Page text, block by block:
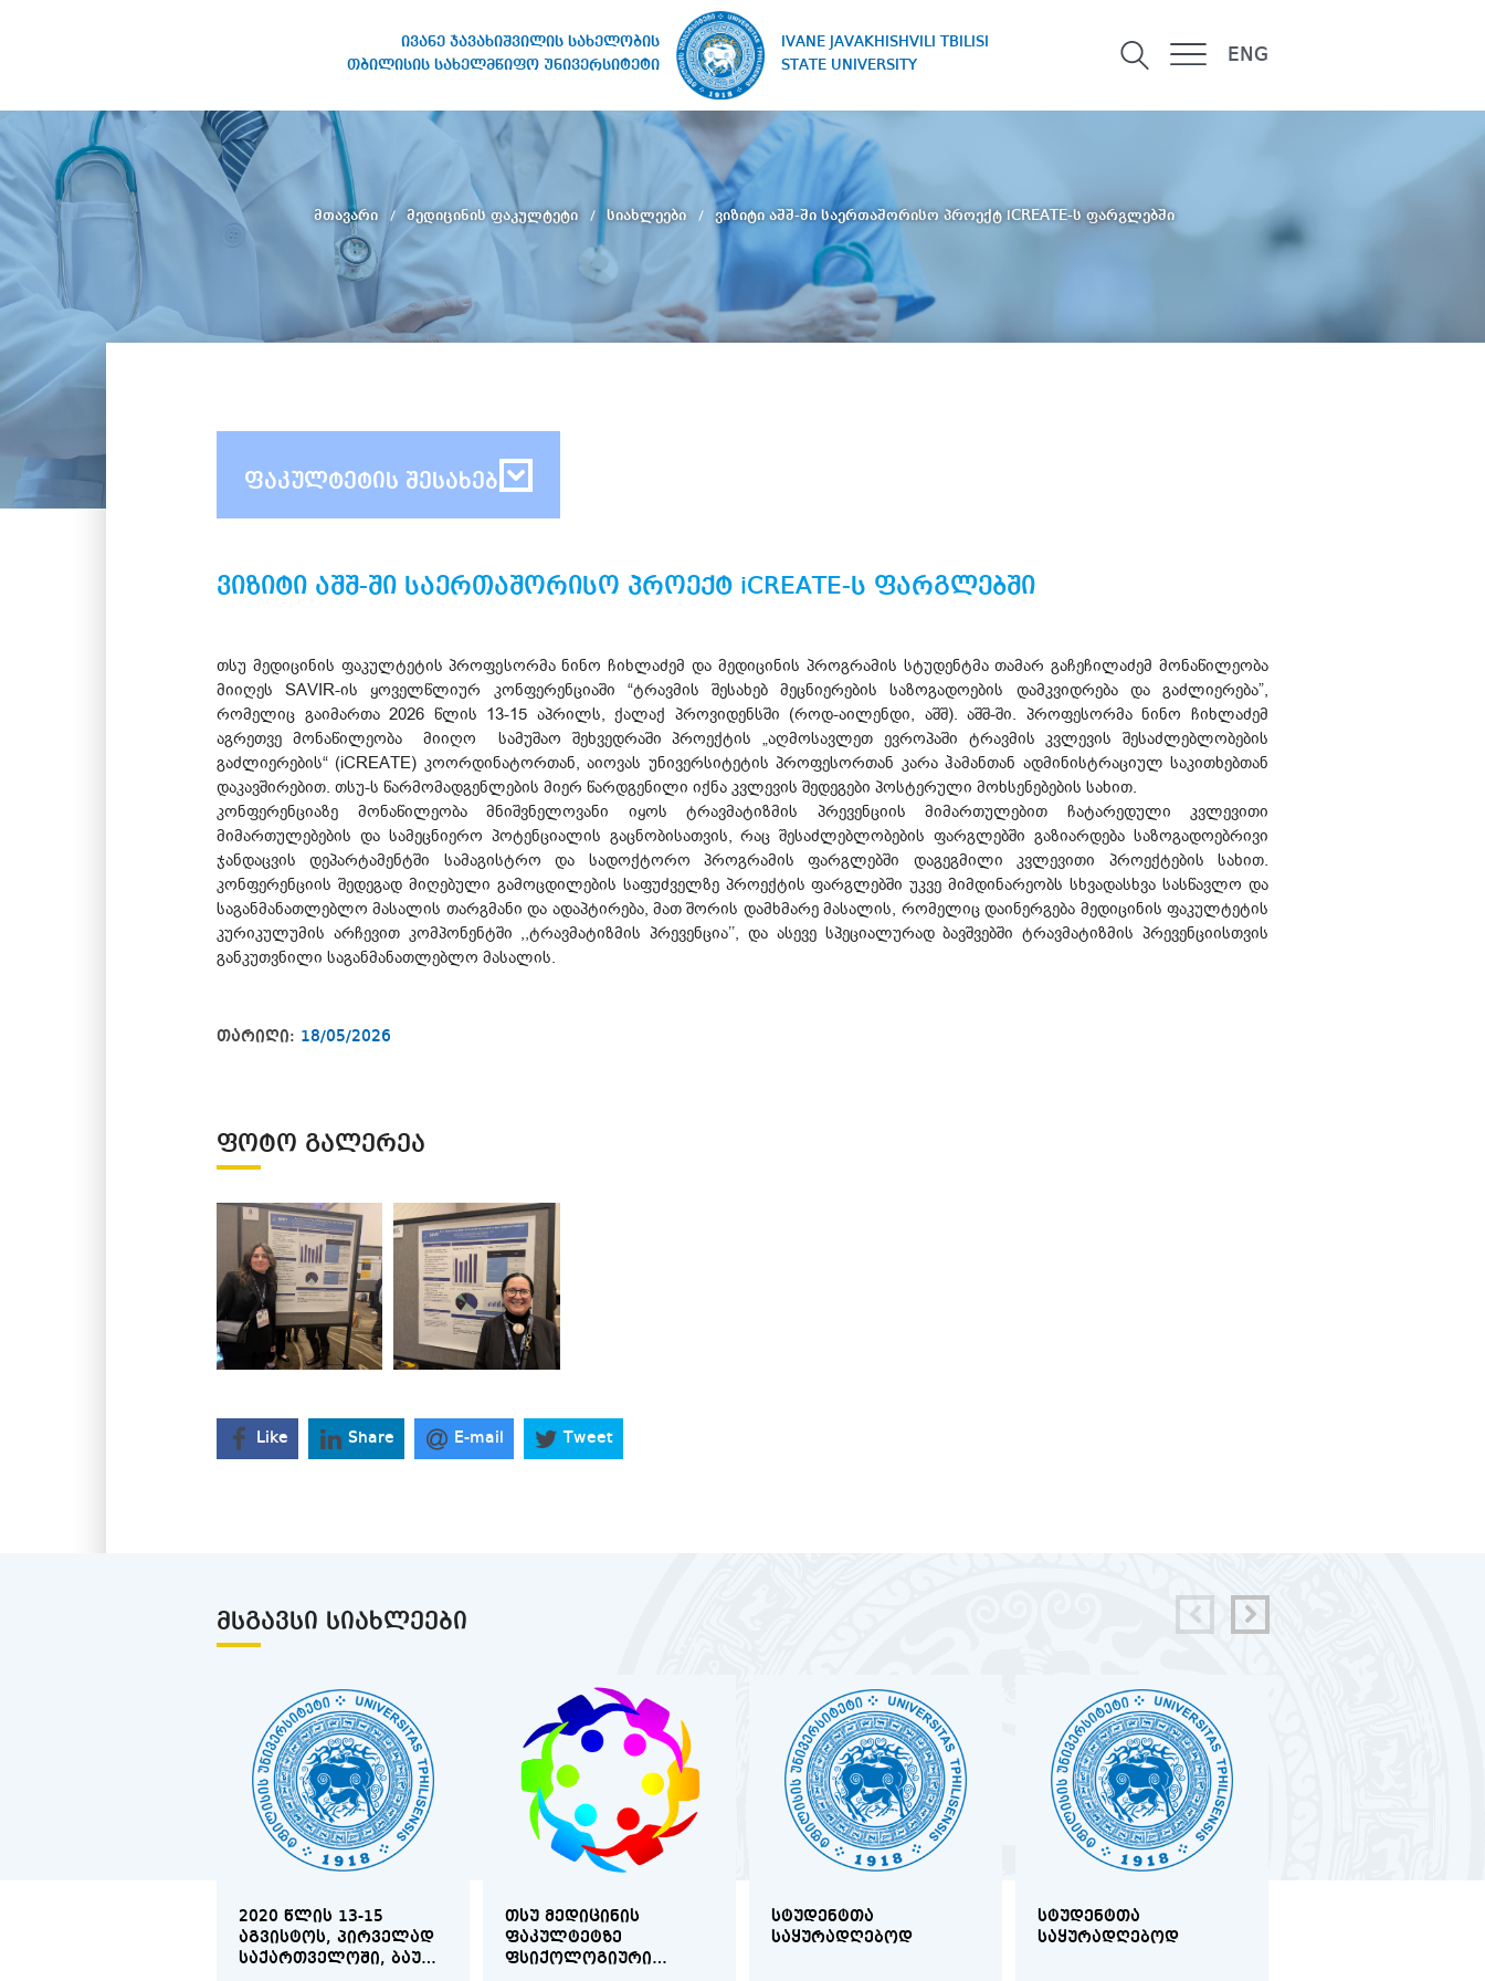
ივანე ჯავახიშვილის სახელობის
თბილისის სახელმწიფო უნივერსიტეტი
IVANE JAVAKHISHVILI TBILISI
STATE UNIVERSITY
ENG
სახელობის თბილისის
სახელმწიფო უნივერსიტეტი
მთავარი მედიცინის ფაკულტეტი სიახლეები ვიზიტი აშშ-ში საერთაშორისო პროექტ iCREATE-ს ფარგლებში
ფაკულტეტის შესახებ
ვიზიტი აშშ-ში საერთაშორისო პროექტ iCREATE-ს ფარგლებში
თსუ მედიცინის ფაკულტეტის პროფესორმა ნინო ჩიხლაძემ და მედიცინის პროგრამის სტუდენტმა თამარ გაჩეჩილაძემ მონაწილეობა
მიიღეს SAVIR-ის ყოველწლიურ კონფერენციაში “ტრავმის შესახებ მეცნიერების საზოგადოების დამკვიდრება და გაძლიერება”,
რომელიც გაიმართა 2026 წლის 13-15 აპრილს, ქალაქ პროვიდენსში (როდ-აილენდი, აშშ). აშშ-ში. პროფესორმა ნინო ჩიხლაძემ
აგრეთვე მონაწილეობა მიიღო სამუშაო შეხვედრაში პროექტის „აღმოსავლეთ ევროპაში ტრავმის კვლევის შესაძლებლობების
გაძლიერების“ (iCREATE) კოორდინატორთან, აიოვას უნივერსიტეტის პროფესორთან კარა ჰამანთან ადმინისტრაციულ საკითხებთან
დაკავშირებით. თსუ-ს წარმომადგენლების მიერ წარდგენილი იქნა კვლევის შედეგები პოსტერული მოხსენებების სახით.
კონფერენციაზე მონაწილეობა მნიშვნელოვანი იყოს ტრავმატიზმის პრევენციის მიმართულებით ჩატარედული კვლევითი
მიმართულებების და სამეცნიერო პოტენციალის გაცნობისათვის, რაც შესაძლებლობების ფარგლებში გაზიარდება საზოგადოებრივი
ჯანდაცვის დეპარტამენტში სამაგისტრო და სადოქტორო პროგრამის ფარგლებში დაგეგმილი კვლევითი პროექტების სახით.
კონფერენციის შედეგად მიღებული გამოცდილების საფუძველზე პროექტის ფარგლებში უკვე მიმდინარეობს სხვადასხვა სასწავლო და
საგანმანათლებლო მასალის თარგმანი და ადაპტირება, მათ შორის დამხმარე მასალის, რომელიც დაინერგება მედიცინის ფაკულტეტის
კურიკულუმის არჩევით კომპონენტში ,,ტრავმატიზმის პრევენცია’’, და ასევე სპეციალურად ბავშვებში ტრავმატიზმის პრევენციისთვის
განკუთვნილი საგანმანათლებლო მასალის.
თარიღი: 18/05/2026
ᲤᲝᲢᲝ ᲒᲐᲚᲔᲠᲔᲐ
Like Share E-mail Tweet
ᲛᲡᲒᲐᲕᲡᲘ ᲡᲘᲐᲮᲚᲔᲔᲑᲘ
2020 ᲬᲚᲘᲡ 13-15
ᲐᲒᲕᲘᲡᲢᲝᲡ, ᲞᲘᲠᲕᲔᲚᲐᲓ
ᲡᲐᲥᲐᲠᲗᲕᲔᲚᲝᲨᲘ, ᲑᲐᲣ
ᲗᲡᲣ ᲛᲔᲓᲘᲪᲘᲜᲘᲡ
ᲤᲐᲙᲣᲚᲢᲔᲢᲖᲔ
ᲤᲡᲘᲥᲝᲚᲝᲒᲘᲣᲠᲘ
ᲡᲢᲣᲓᲔᲜᲢᲗᲐ
ᲡᲐᲧᲣᲠᲐᲓᲦᲔᲑᲝᲓ
ᲡᲢᲣᲓᲔᲜᲢᲗᲐ
ᲡᲐᲧᲣᲠᲐᲓᲦᲔᲑᲝᲓ